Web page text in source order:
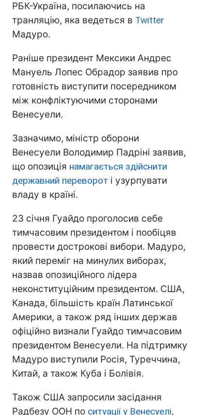
РБК-Україна, посилаючись на
транляцію, яка ведеться в Twitter
Мадуро.
Раніше президент Мексики Андрес
Мануель Лопес Обрадор заявив про
готовність виступити посередником
між конфліктуючими сторонами
Венесуели.
Зазначимо, міністр оборони
Венесуели Володимир Падріні заявив,
що опозиція намагається здійснити
державний переворот і узурпувати
владу в країні.
23 січня Гуайдо проголосив себе
тимчасовим президентом і пообіцяв
провести дострокові вибори. Мадуро,
який переміг на минулих виборах,
назвав опозиційного лідера
неконституційним президентом. США,
Канада, більшість країн Латинської
Америки, а також ряд інших держав
офіційно визнали Гуайдо тимчасовим
президентом Венесуели. На підтримку
Мадуро виступили Росія, Туреччина,
Китай, а також Куба і Болівія.
Також США запросили засідання
Радбезу ООН по ситуації у Венесуелі,